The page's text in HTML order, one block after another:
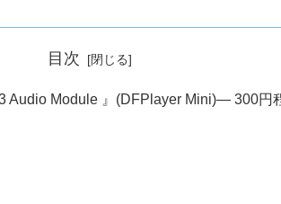
目次
Audio Module 』(DFPlayer Mini)― 300円